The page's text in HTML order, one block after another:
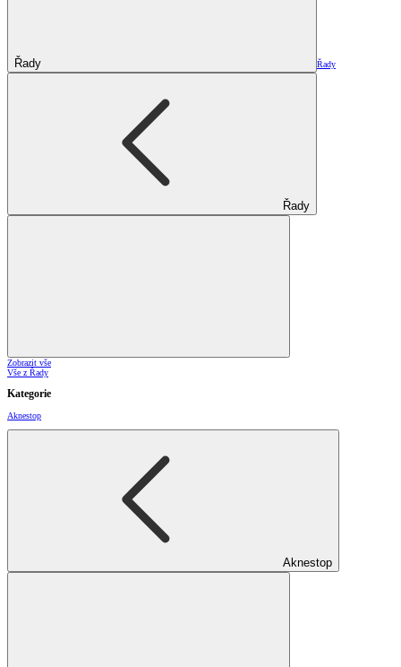
Řady Řady
Řady
Zobrazit vše
Vše z Řady
Kategorie
Aknestop
Aknestop